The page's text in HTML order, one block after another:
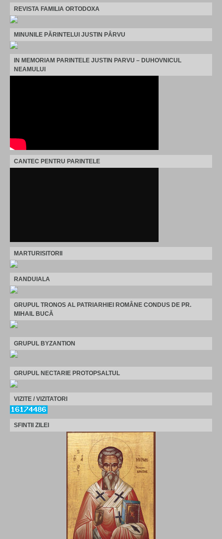
REVISTA FAMILIA ORTODOXA
MINUNILE PĂRINTELUI JUSTIN PÂRVU
IN MEMORIAM PARINTELE JUSTIN PARVU – DUHOVNICUL
NEAMULUI
CANTEC PENTRU PARINTELE
MARTURISITORII
RANDUIALA
GRUPUL TRONOS AL PATRIARHIEI ROMÂNE CONDUS DE PR.
MIHAIL BUCĂ
GRUPUL BYZANTION
GRUPUL NECTARIE PROTOPSALTUL
VIZITE / VIZITATORI
SFINTII ZILEI